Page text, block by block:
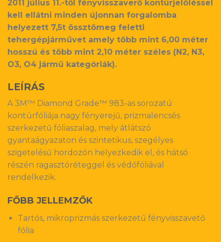
2011 július 11.-től fényvisszaverő kontúrjelöléssel
kell ellátni minden újonnan forgalomba
helyezett 7,5t össztömeg feletti
tehergépjárművet amely több mint 6,00 méter
hosszú és több mint 2,10 méter széles (N2, N3,
O3, O4 jármű kategóriák).
LEÍRÁS
A 3M™ Diamond Grade™ 983-as sorozatú
kontúrfóliája nagy fényerejű, prizmalencsés
szerkezetű fóliaszalag, mely átlátszó
gyantaágyazaton és szintetikus, szegélyes
szigetelésű hordozón helyezkedik el, és hátsó
részén ragasztóréteggel és védőfóliával
rendelkezik.
FŐBB JELLEMZŐK
Tartós, mikroprizmás szerkezetű fényvisszavető
fólia